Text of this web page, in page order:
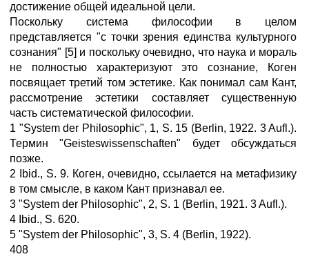
достижение общей идеальной цели.
Поскольку система философии в целом
представляется "с точки зрения единства культурного
сознания" [5] и поскольку очевидно, что наука и мораль
не полностью характеризуют это сознание, Коген
посвящает третий том эстетике. Как понимал сам Кант,
рассмотрение эстетики составляет существенную
часть систематической философии.
1 "System der Philosophic", 1, S. 15 (Berlin, 1922. 3 Aufl.).
Термин "Geisteswissenschaften" будет обсуждаться
позже.
2 Ibid., S. 9. Коген, очевидно, ссылается на метафизику
в том смысле, в каком Кант признавал ее.
3 "System der Philosophic", 2, S. 1 (Berlin, 1921. 3 Aufl.).
4 Ibid., S. 620.
5 "System der Philosophic", 3, S. 4 (Berlin, 1922).
408